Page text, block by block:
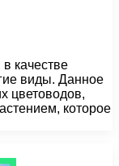
качестве
виды. Данное
цветоводов,
которое